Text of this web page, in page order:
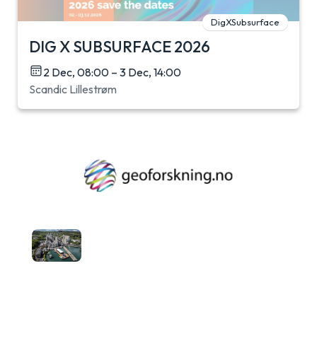
DigXSubsurface
DIG X SUBSURFACE 2026
2 Dec, 08:00 – 3 Dec, 14:00
Scandic Lillestrøm